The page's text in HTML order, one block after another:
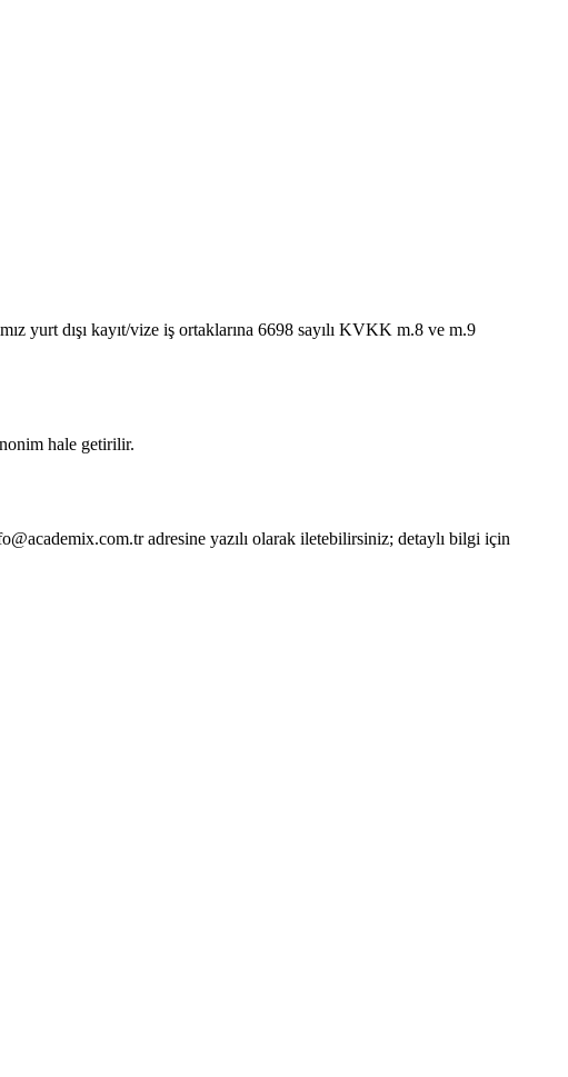
yurt dışı kayıt/vize iş ortaklarına 6698 sayılı KVKK m.8 ve m.9
hale getirilir.
adresine yazılı olarak iletebilirsiniz; detaylı bilgi için